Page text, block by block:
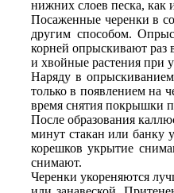
нижних слоев песка, как
Посаженные черенки в
другим способом.
корней опрыскивают раз
и хвойные растения при
Наряду в
только в появлением на
время снятия покрышки
После образования
минут стакан или банку
корешков укрытие
снимают.
Черенки укореняются